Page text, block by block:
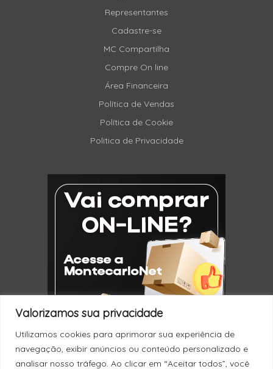
Valorizamos sua privacidade
Utilizamos cookies para aprimorar sua experiência de
navegação, exibir anúncios ou conteúdo personalizado e
analisar nosso tráfego. Ao clicar em “Aceitar todos”, você
Representantes
Cadastre-se
MC Compartilha
Compre On line
Área Financeira
Política de Vendas
Política de Cookie
Politica de Privacidade